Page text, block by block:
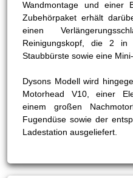
Wandmontage und einer
Zubehörpaket erhält
einen
Reinigungskopf, die 2
Staubbürste sowie eine
Dysons Modell wird
Motorhead V10, einer
einem großen
Fugendüse sowie der
Ladestation ausgeliefert.